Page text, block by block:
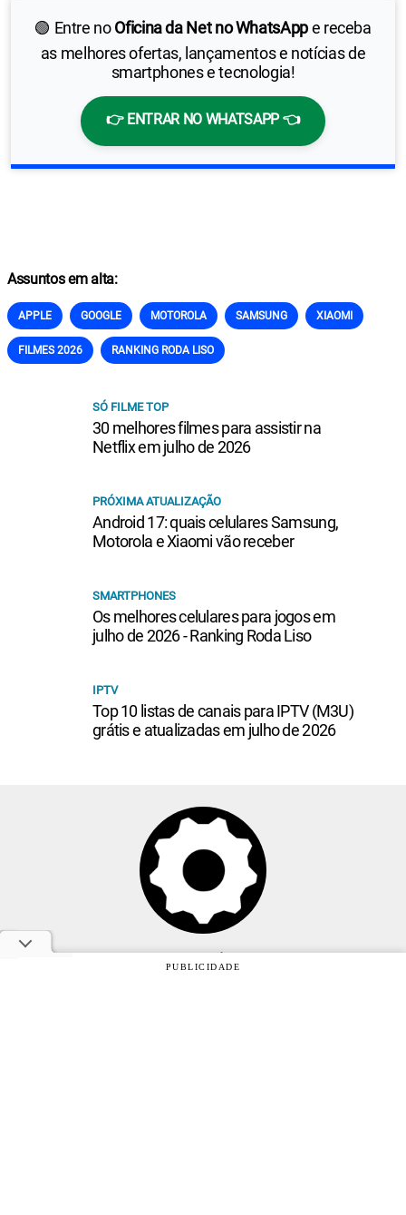
🟢 Entre noOficina da Net no WhatsAppe receba
as melhores ofertas, lançamentos e notícias de
smartphones e tecnologia!
👉 ENTRAR NO WHATSAPP 👈
Assuntos em alta:
APPLE GOOGLE MOTOROLA SAMSUNG XIAOMI
FILMES 2026 RANKING RODA LISO
SÓ FILME TOP
30 melhores filmes para assistir na
Netflix em julho de 2026
PRÓXIMA ATUALIZAÇÃO
Android 17: quais celulares Samsung,
Motorola e Xiaomi vão receber
SMARTPHONES
Os melhores celulares para jogos em
julho de 2026 - Ranking Roda Liso
IPTV
Top 10 listas de canais para IPTV (M3U)
grátis e atualizadas em julho de 2026
Anuncie
PUBLICIDADE